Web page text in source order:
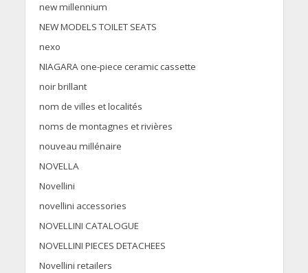
new millennium
NEW MODELS TOILET SEATS
nexo
NIAGARA one-piece ceramic cassette
noir brillant
nom de villes et localités
noms de montagnes et rivières
nouveau millénaire
NOVELLA
Novellini
novellini accessories
NOVELLINI CATALOGUE
NOVELLINI PIECES DETACHEES
Novellini retailers